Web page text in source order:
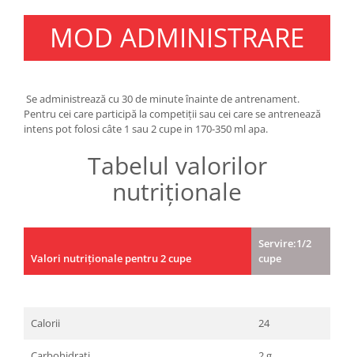
MOD ADMINISTRARE
Se administrează cu 30 de minute înainte de antrenament.
Pentru cei care participă la competiții sau cei care se antrenează
intens pot folosi câte 1 sau 2 cupe in 170-350 ml apa.
Tabelul valorilor
nutriționale
Valori nutriționale pentru 2 cupe
Servire:1/2
cupe
Calorii 24